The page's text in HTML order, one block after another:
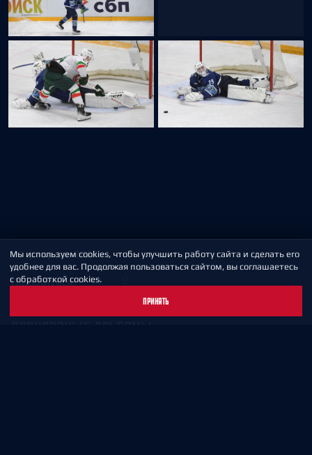
Мы используем cookies, чтобы улучшить работу сайта и сделать его
удобнее для вас. Продолжая пользоваться сайтом, вы соглашаетесь
с обработкой cookies.
ПРИНЯТЬ